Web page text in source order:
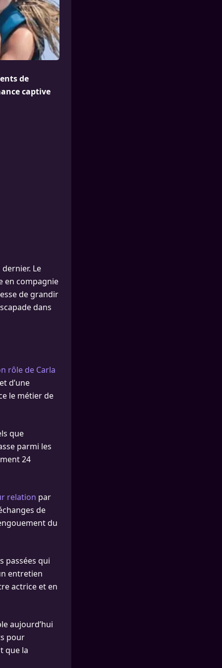
de
captive
dernier. Le
en compagnie
de grandir
dans
rôle de Carla
d’une
le métier de
que
parmi les
24
relation par
de
du
passées qui
entretien
actrice et en
aujourd’hui
pour
que la